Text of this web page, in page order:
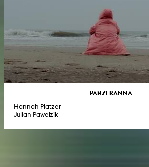
PANZERANNA
Hannah Platzer
Julian Pawelzik